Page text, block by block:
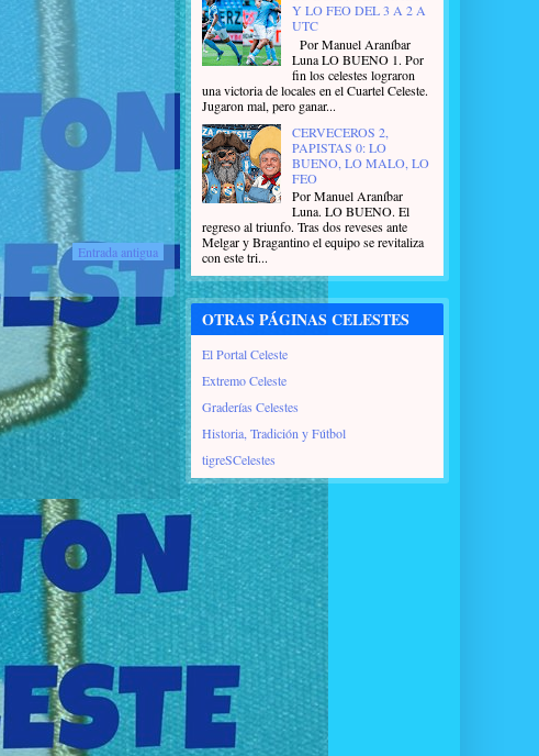
Entrada antigua
Y LO FEO DEL 3 A 2 A
UTC
Por Manuel Araníbar
Luna LO BUENO 1. Por
fin los celestes lograron
una victoria de locales en el Cuartel Celeste.
Jugaron mal, pero ganar...
CERVECEROS 2,
PAPISTAS 0: LO
BUENO, LO MALO, LO
FEO
Por Manuel Araníbar
Luna. LO BUENO. El
regreso al triunfo. Tras dos reveses ante
Melgar y Bragantino el equipo se revitaliza
con este tri...
OTRAS PÁGINAS CELESTES
El Portal Celeste
Extremo Celeste
Graderías Celestes
Historia, Tradición y Fútbol
tigreSCelestes